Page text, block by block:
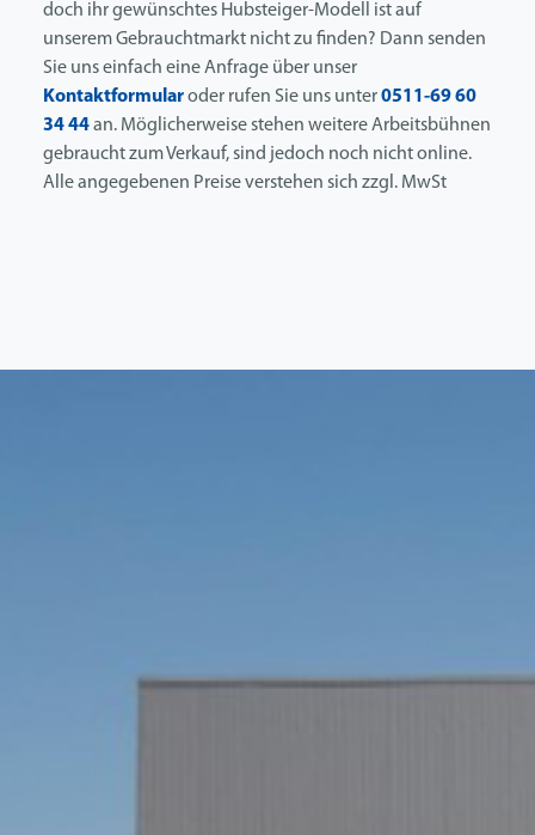
doch ihr gewünschtes Hubsteiger-Modell ist auf
unserem Gebrauchtmarkt nicht zu finden? Dann senden
Sie uns einfach eine Anfrage über unser
Kontaktformularoder rufen Sie uns unter0511-69 60
34 44an. Möglicherweise stehen weitere Arbeitsbühnen
gebraucht zum Verkauf, sind jedoch noch nicht online.
Alle angegebenen Preise verstehen sich zzgl. MwSt